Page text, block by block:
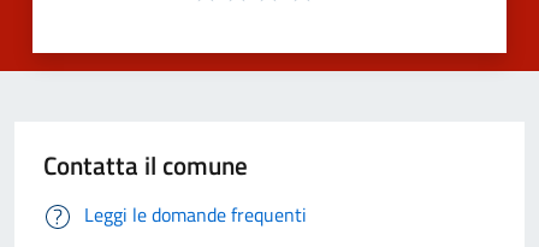
Contatta il comune
Leggi le domande frequenti